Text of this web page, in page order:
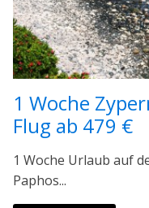
1 Woche
Flug ab 479 €
1 Woche Urlaub auf
Paphos...